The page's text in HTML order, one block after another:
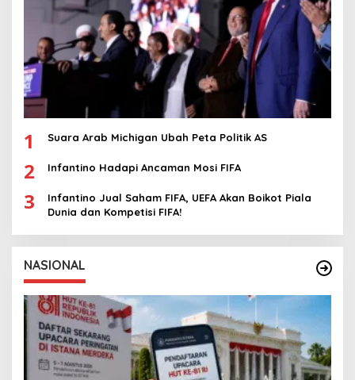
1 Suara Arab Michigan Ubah Peta Politik AS
2 Infantino Hadapi Ancaman Mosi FIFA
3
Infantino Jual Saham FIFA, UEFA Akan Boikot Piala
Dunia dan Kompetisi FIFA!
NASIONAL